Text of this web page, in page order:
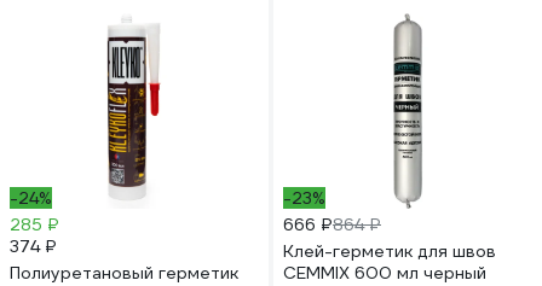
-24%
285 ₽
374 ₽
Полиуретановый герметик
-23%
666 ₽864 ₽
Клей-герметик для швов
CEMMIX 600 мл черный